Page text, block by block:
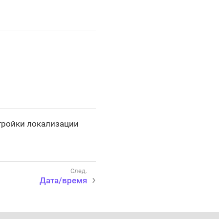
локализации
Дата/время